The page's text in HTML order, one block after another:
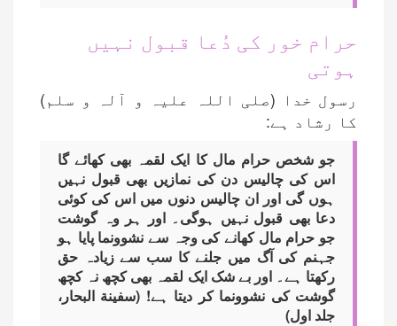
حرام خور کی دُعا قبول نہیں
ہوتی
رسول خدا (صلی اللہ علیہ و آلہ و سلم)
کا رشاد ہے:
جو شخص حرام مال کا ایک لقمہ بھی کھائے گا
اس کی چالیس دن کی نمازیں بھی قبول نہیں
ہوں گی اور ان چالیس دنوں میں اس کی کوئی
دعا بھی قبول نہیں ہوگی۔ اور ہر وہ گوشت
جو حرام مال کھانے کی وجہ سے نشوونما پایا ہو
جہنم کی آگ میں جلنے کا سب سے زیادہ حق
رکھتا ہے۔ اور بے شک ایک لقمہ بھی کچھ نہ کچھ
گوشت کی نشوونما کر دیتا ہے! (سفینة البحار،
جلد اول)